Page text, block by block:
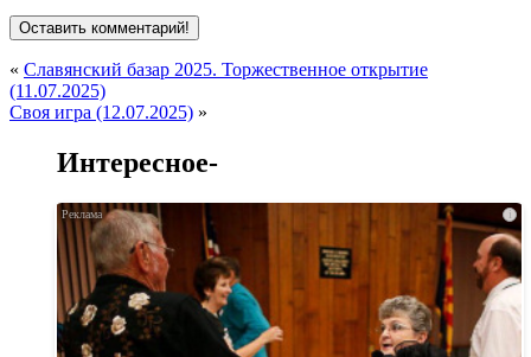
« Славянский базар 2025. Торжественное открытие
(11.07.2025)
Своя игра (12.07.2025) »
Интересное-
i